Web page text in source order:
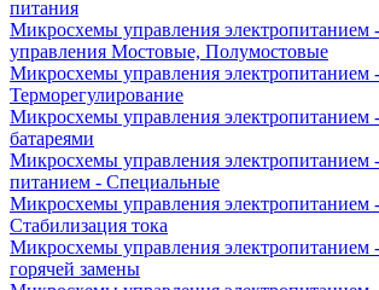
питания
Микросхемы управления
управления Мостовые, Полумостовые
Микросхемы управления электропитанием -
Терморегулирование
Микросхемы управления электропитанием
батареями
Микросхемы управления электропитанием
питанием - Специальные
Микросхемы управления электропитанием
Стабилизация тока
Микросхемы управления электропитанием
горячей замены